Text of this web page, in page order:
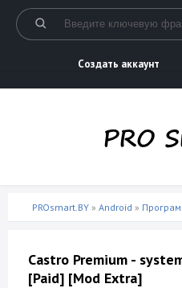
Создать аккаунт
PROsmart.BY » Android »
Castro Premium -
[Paid] [Mod Extra]